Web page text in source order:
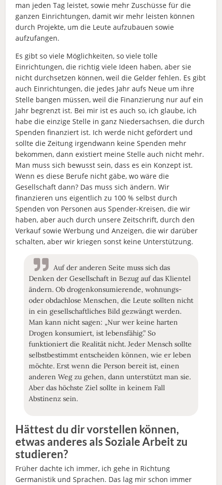
man jeden Tag leistet, sowie mehr Zuschüsse für die
ganzen Einrichtungen, damit wir mehr leisten können
durch Projekte, um die Leute aufzubauen sowie
aufzufangen.
Es gibt so viele Möglichkeiten, so viele tolle
Einrichtungen, die richtig viele Ideen haben, aber sie
nicht durchsetzen können, weil die Gelder fehlen. Es gibt
auch Einrichtungen, die jedes Jahr aufs Neue um ihre
Stelle bangen müssen, weil die Finanzierung nur auf ein
Jahr begrenzt ist. Bei mir ist es auch so, ich glaube, ich
habe die einzige Stelle in ganz Niedersachsen, die durch
Spenden finanziert ist. Ich werde nicht gefördert und
sollte die Zeitung irgendwann keine Spenden mehr
bekommen, dann existiert meine Stelle auch nicht mehr.
Man muss sich bewusst sein, dass es ein Konzept ist.
Wenn es diese Berufe nicht gäbe, wo wäre die
Gesellschaft dann? Das muss sich ändern. Wir
finanzieren uns eigentlich zu 100 % selbst durch
Spenden von Personen aus Spender-Kreisen, die wir
haben, aber auch durch unsere Zeitschrift, durch den
Verkauf sowie Werbung und Anzeigen, die wir darüber
schalten, aber wir kriegen sonst keine Unterstützung.
Auf der anderen Seite muss sich das
Denken der Gesellschaft in Bezug auf das Klientel
ändern. Ob drogenkonsumierende, wohnungs-
oder obdachlose Menschen, die Leute sollten nicht
in ein gesellschaftliches Bild gezwängt werden.
Man kann nicht sagen: „Nur wer keine harten
Drogen konsumiert, ist lebensfähig.” So
funktioniert die Realität nicht. Jeder Mensch sollte
selbstbestimmt entscheiden können, wie er leben
möchte. Erst wenn die Person bereit ist, einen
anderen Weg zu gehen, dann unterstützt man sie.
Aber das höchste Ziel sollte in keinem Fall
Abstinenz sein.
Hättest du dir vorstellen können,
etwas anderes als Soziale Arbeit zu
studieren?
Früher dachte ich immer, ich gehe in Richtung
Germanistik und Sprachen. Das lag mir schon immer